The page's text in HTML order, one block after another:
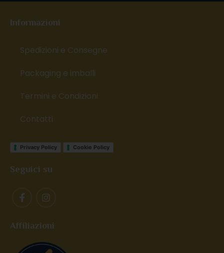
Informazioni
Spedizioni e Consegne
Packaging e imballi
Termini e Condizioni
Contatti
Privacy Policy Cookie Policy
Seguici su
Affiliazioni